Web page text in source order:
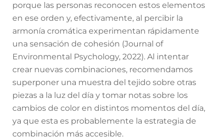
porque las personas reconocen estos elementos
en ese orden y, efectivamente, al percibir la
armonía cromática experimentan rápidamente
una sensación de cohesión (Journal of
Environmental Psychology, 2022). Al intentar
crear nuevas combinaciones, recomendamos
superponer una muestra del tejido sobre otras
piezas a la luz del día y tomar notas sobre los
cambios de color en distintos momentos del día,
ya que esta es probablemente la estrategia de
combinación más accesible.